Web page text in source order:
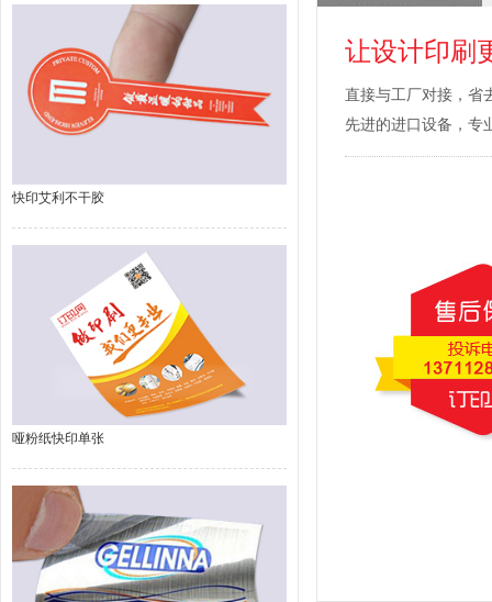
快印艾利不干胶
哑粉纸快印单张
让设计印刷
直接与工厂对接，省
先进的进口设备，专